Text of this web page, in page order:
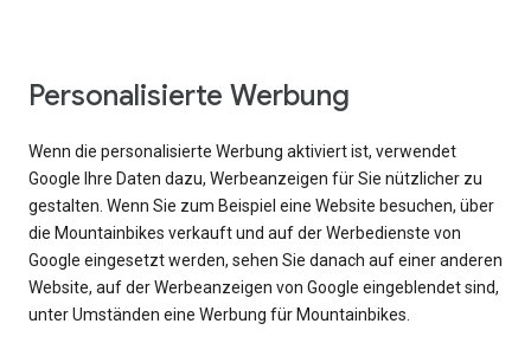
Personalisierte Werbung
Wenn die personalisierte Werbung aktiviert ist, verwendet
Google Ihre Daten dazu, Werbeanzeigen für Sie nützlicher zu
gestalten. Wenn Sie zum Beispiel eine Website besuchen, über
die Mountainbikes verkauft und auf der Werbedienste von
Google eingesetzt werden, sehen Sie danach auf einer anderen
Website, auf der Werbeanzeigen von Google eingeblendet sind,
unter Umständen eine Werbung für Mountainbikes.